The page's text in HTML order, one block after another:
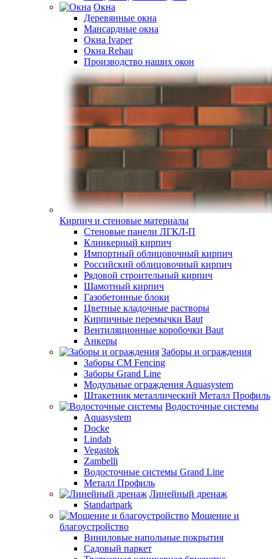
Окна
Деревянные окна
Мансардные окна
Окна Ivaper
Окна Rehau
Производство наших окон
Кирпич и стеновые материалы
Стеновые панели ЛГКЛ-П
Клинкерный кирпич
Импортный облицовочный кирпич
Российский облицовочный кирпич
Рядовой строительный кирпич
Шамотный кирпич
Газобетонные блоки
Цветные кладочные растворы
Кирпичные перемычки Baut
Вентиляционные коробочки Baut
Анкеры
Заборы и ограждения
Заборы CM Fencing
Заборы Grand Line
Модульные ограждения Aquasystem
Штакетник металлический Металл Профиль
Водосточные системы
Aquasystem
Docke
Lindab
Vegastok
Zambelli
Водосточные системы Grand Line
Металл Профиль
Линейный дренаж
Standartpark
Мощение и
благоустройство
Виниловые напольные покрытия
Садовый паркет